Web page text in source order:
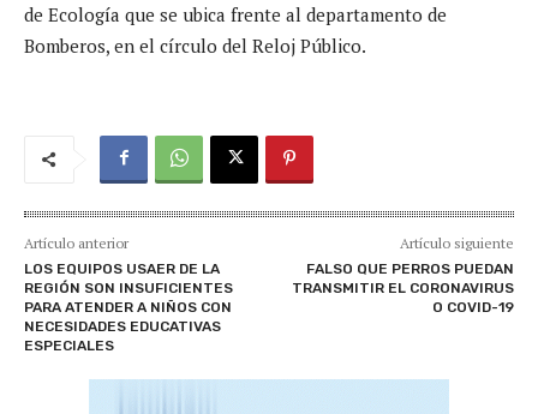
de Ecología que se ubica frente al departamento de
Bomberos, en el círculo del Reloj Público.
Artículo anterior
LOS EQUIPOS USAER DE LA
REGIÓN SON INSUFICIENTES
PARA ATENDER A NIÑOS CON
NECESIDADES EDUCATIVAS
ESPECIALES
Artículo siguiente
FALSO QUE PERROS PUEDAN
TRANSMITIR EL CORONAVIRUS
O COVID-19